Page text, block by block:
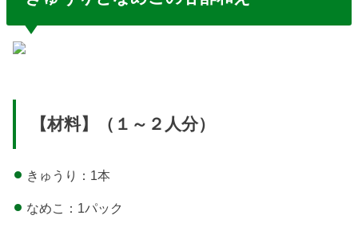
【材料】（１～２人分）
きゅうり：1本
なめこ：1パック